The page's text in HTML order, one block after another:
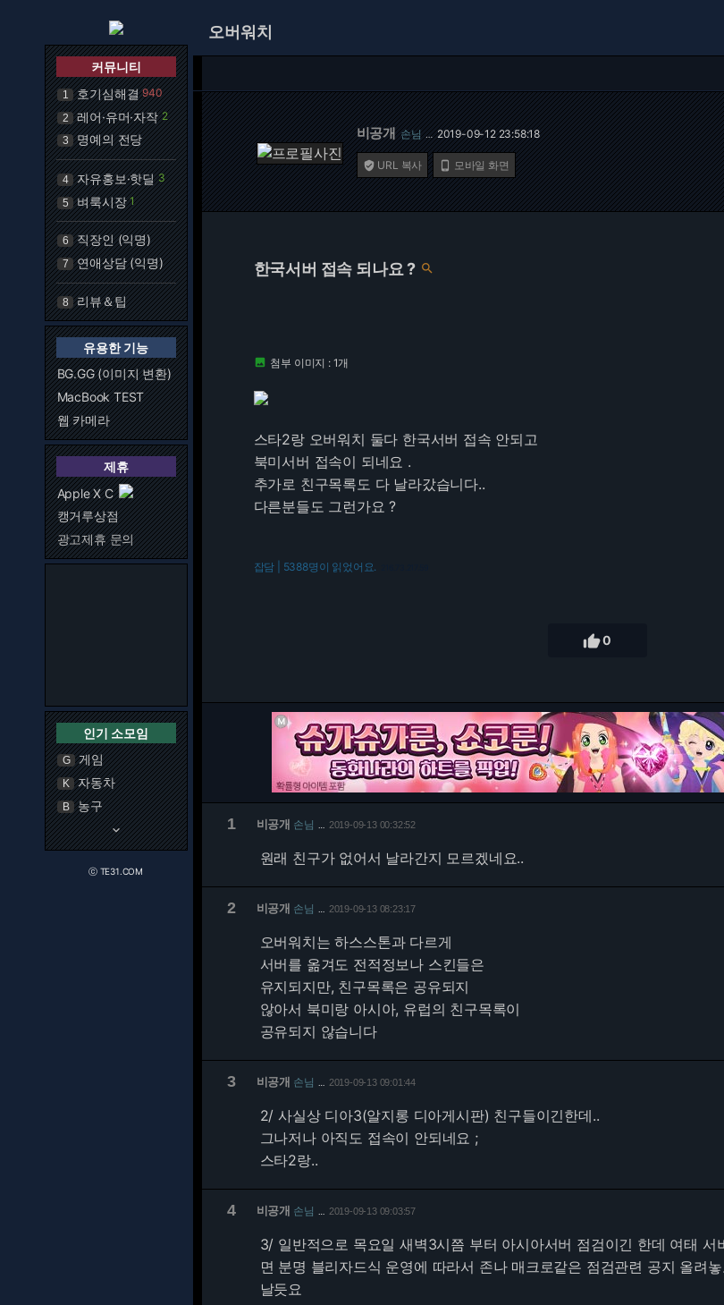
커뮤니티
1 호기심해결 940
2 레어·유머·자작 2
3 명예의 전당
4 자유홍보·핫딜 3
5 벼룩시장 1
6 직장인 (익명)
7 연애상담 (익명)
8 리뷰＆팁
유용한 기능
BG.GG (이미지 변환)
MacBook TEST
웹 카메라
제휴
Apple X C
캥거루상점
광고제휴 문의
인기 소모임
G 게임
K 자동차
B 농구
keyboard_arrow_down
ⓒ TE31.COM
오버워치
비공개 손님 … 2019-09-12 23:58:18
 URL 복사  모바일 화면
한국서버 접속 되나요 ? 
 첨부 이미지 : 1개
스타2랑 오버워치 둘다 한국서버 접속 안되고
북미서버 접속이 되네요 .
추가로 친구목록도 다 날라갔습니다..
다른분들도 그런가요 ?
잡담 | 5388명이 읽었어요.
0
1 비공개 손님 2019-09-13 00:32:52
원래 친구가 없어서 날라간지 모르겠네요..
2 비공개 손님 2019-09-13 08:23:17
오버워치는 하스스톤과 다르게
서버를 옮겨도 전적정보나 스킨들은
유지되지만, 친구목록은 공유되지
않아서 북미랑 아시아, 유럽의 친구목록이
공유되지 않습니다
3 비공개 손님 2019-09-13 09:01:44
2/ 사실상 디아3(알지롱 디아게시판) 친구들이긴한데..
그나저나 아직도 접속이 안되네요 ;
스타2랑..
4 비공개 손님 2019-09-13 09:03:57
3/ 일반적으로 목요일 새벽3시쯤 부터 아시아서버 점검이긴 한데 여태 서
면 분명 블리자드식 운영에 따라서 존나 매크로같은 점검관련 공지 올려
날듯요